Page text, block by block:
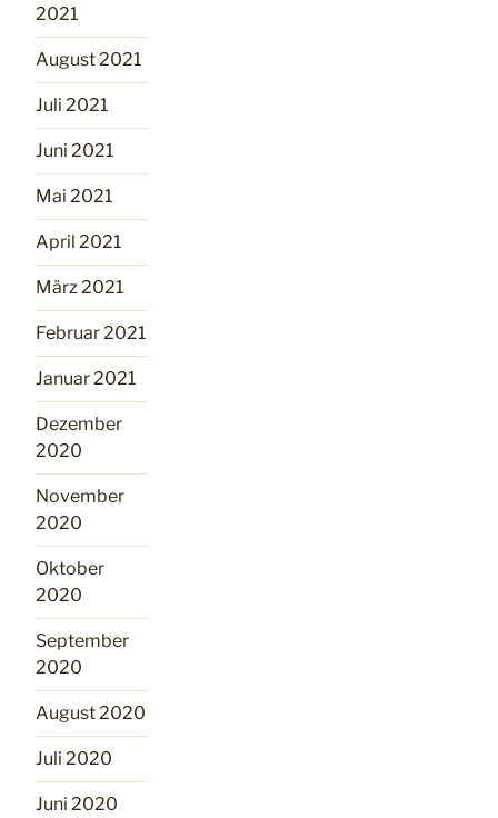
2021
August 2021
Juli 2021
Juni 2021
Mai 2021
April 2021
März 2021
Februar 2021
Januar 2021
Dezember
2020
November
2020
Oktober
2020
September
2020
August 2020
Juli 2020
Juni 2020